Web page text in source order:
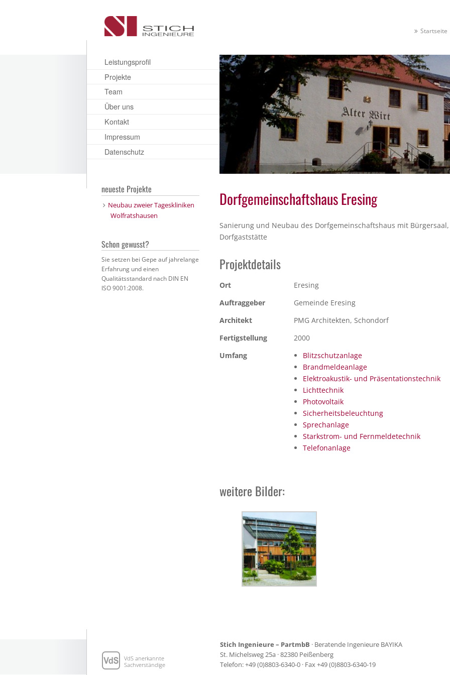
Startseite
Leistungsprofil
Projekte
Team
Über uns
Kontakt
Impressum
Datenschutz
Dorfgemeinschaftshaus Eresing
Sanierung und Neubau des Dorfgemeinschaftshaus mit
Dorfgaststätte
Projektdetails
Ort
Eresing
Auftraggeber
Gemeinde Eresing
Architekt
PMG Architekten, Schondorf
Fertigstellung
2000
Umfang
Blitzschutzanlage
Brandmeldeanlage
Elektroakustik- und Präsentationstechnik
Lichttechnik
Photovoltaik
Sicherheitsbeleuchtung
Sprechanlage
Starkstrom- und Fernmeldetechnik
Telefonanlage
weitere Bilder:
neueste Projekte
Neubau zweier Tageskliniken
Wolfratshausen
Schon gewusst?
Sie setzen bei Gepe auf jahrelange
Erfahrung und einen
Qualitätsstandard nach DIN EN
ISO 9001:2008.
VdS anerkannte
Sachverständige
Stich Ingenieure – PartmbB · Beratende Ingenieure BAYIKA
St. Michelsweg 25a · 82380 Peißenberg
Telefon: +49 (0)8803-6340-0 · Fax +49 (0)8803-6340-19